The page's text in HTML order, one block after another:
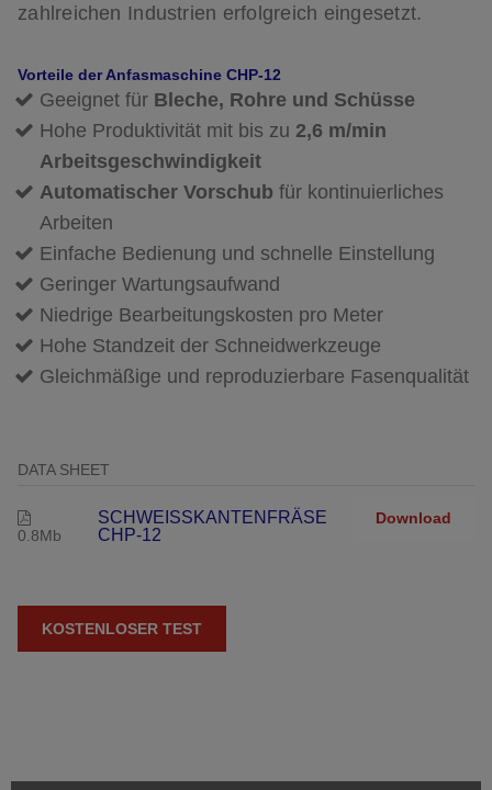
zahlreichen Industrien erfolgreich eingesetzt.
Vorteile der Anfasmaschine CHP-12
Geeignet für Bleche, Rohre und Schüsse
Hohe Produktivität mit bis zu 2,6 m/min
Arbeitsgeschwindigkeit
Automatischer Vorschub für kontinuierliches
Arbeiten
Einfache Bedienung und schnelle Einstellung
Geringer Wartungsaufwand
Niedrige Bearbeitungskosten pro Meter
Hohe Standzeit der Schneidwerkzeuge
Gleichmäßige und reproduzierbare Fasenqualität
DATA SHEET
0.8Mb
SCHWEISSKANTENFRÄSE
CHP-12
Download
KOSTENLOSER TEST